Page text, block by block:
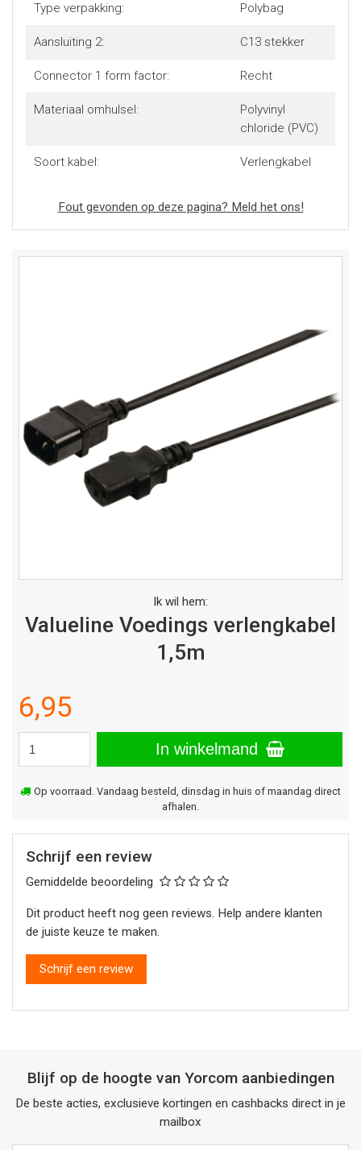
Type verpakking: Polybag
Aansluiting 2: C13 stekker
Connector 1 form factor: Recht
Materiaal omhulsel:
Polyvinyl
chloride (PVC)
Soort kabel: Verlengkabel
Fout gevonden op deze pagina? Meld het ons!
Ik wil hem:
Valueline Voedings verlengkabel
1,5m
6,95
In winkelmand
Op voorraad. Vandaag besteld, dinsdag in huis of maandag direct
afhalen.
Schrijf een review
Gemiddelde beoordeling
Dit product heeft nog geen reviews. Help andere klanten
de juiste keuze te maken.
Schrijf een review
Blijf op de hoogte van Yorcom aanbiedingen
De beste acties, exclusieve kortingen en cashbacks direct in je
mailbox